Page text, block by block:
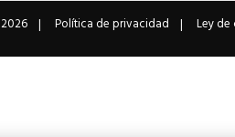
2026 Política de privacidad Ley de